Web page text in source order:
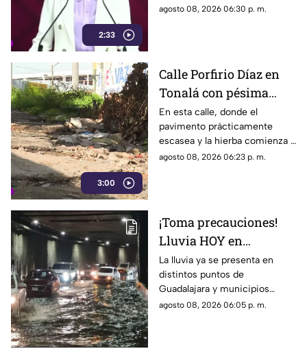
2:33
el gasto de recursos
austeridad establecidos por el
partido.
agosto 08, 2026 06:30 p. m.
3:00
Calle Porfirio Díaz en
Tonalá con pésima
vialidad y basura por
todas partes
En esta calle, donde el
pavimento prácticamente
escasea y la hierba comienza a
ganar terreno, los vecinos
resultados.
agosto 08, 2026 06:23 p. m.
¡Toma precauciones!
Lluvia HOY en
Guadalajara deja
fuertes vientos y
amenaza de granizo
La lluvia ya se presenta en
distintos puntos de
Guadalajara y municipios
cercanos, con fuertes vientos,
agosto 08, 2026 06:05 p. m.